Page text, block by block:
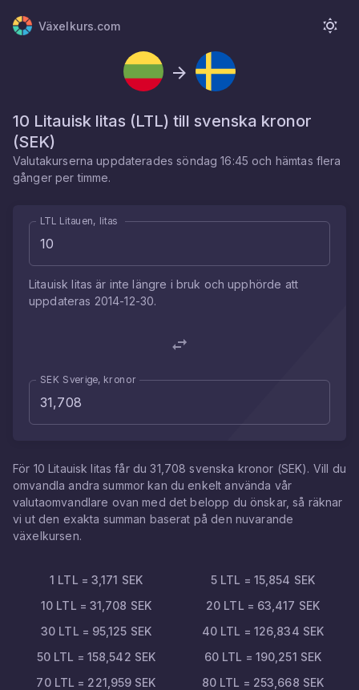
Växelkurs.com
10 Litauisk litas (LTL) till svenska kronor
(SEK)
Valutakurserna uppdateradessöndag 16:45 och hämtas flera
gånger per timme.
LTL Litauen, litas
Litauisk litas är inte längre i bruk och upphörde att
uppdateras 2014-12-30.
SEK Sverige, kronor
För 10 Litauisk litas får du31,708 svenska kronor (SEK). Vill du
omvandla andra summor kan du enkelt använda vår
valutaomvandlare ovan med det belopp du önskar, så räknar
vi ut den exakta summan baserat på den nuvarande
växelkursen.
1 LTL = 3,171 SEK 5 LTL = 15,854 SEK
10 LTL = 31,708 SEK 20 LTL = 63,417 SEK
30 LTL = 95,125 SEK 40 LTL = 126,834 SEK
50 LTL = 158,542 SEK 60 LTL = 190,251 SEK
70 LTL = 221,959 SEK 80 LTL = 253,668 SEK